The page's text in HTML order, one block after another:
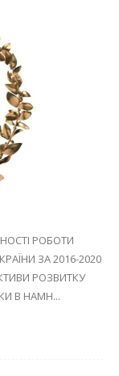
РОБОТИ
ЗА 2016-2020
РОЗВИТКУ
В НАМН...